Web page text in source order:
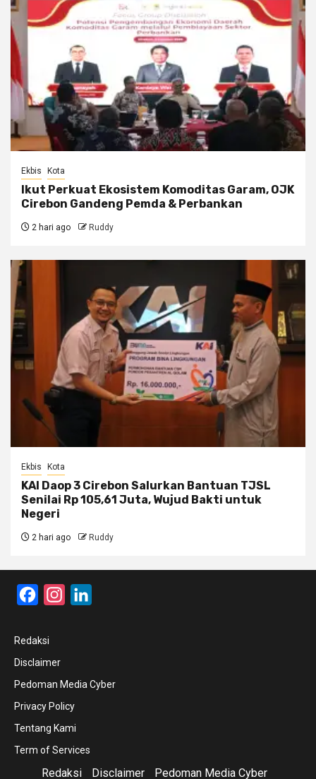
Ekbis Kota
Ikut Perkuat Ekosistem Komoditas Garam, OJK
Cirebon Gandeng Pemda & Perbankan
2 hari ago Ruddy
Ekbis Kota
KAI Daop 3 Cirebon Salurkan Bantuan TJSL
Senilai Rp 105,61 Juta, Wujud Bakti untuk
Negeri
2 hari ago Ruddy
FacebookInstagram
Redaksi
Disclaimer
Pedoman Media Cyber
Privacy Policy
Tentang Kami
Term of Services
Redaksi Disclaimer Pedoman Media Cyber